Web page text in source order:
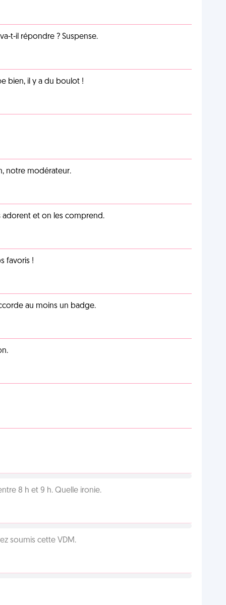
t-il répondre ? Suspense.
bien, il y a du boulot !
notre modérateur.
adorent et on les comprend.
favoris !
au moins un badge.
8 h et 9 h. Quelle ironie.
soumis cette VDM.